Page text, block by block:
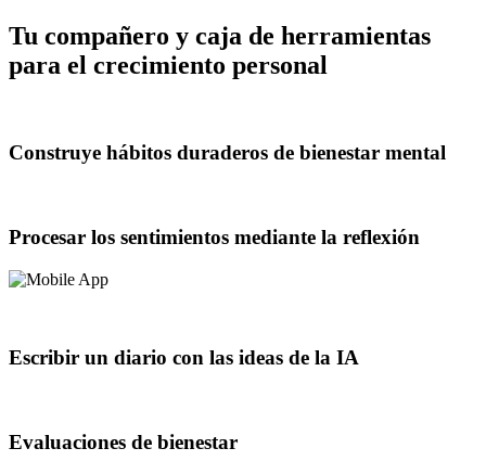
Tu compañero y caja de herramientas
para el crecimiento personal
Construye hábitos duraderos de bienestar mental
Procesar los sentimientos mediante la reflexión
Escribir un diario con las ideas de la IA
Evaluaciones de bienestar